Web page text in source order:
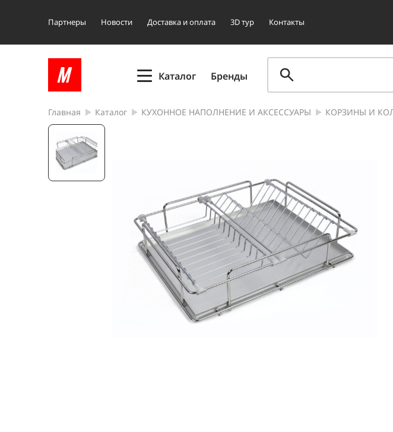
Партнеры Новости Доставка и оплата 3D тур Контакты
Каталог Бренды
Главная Каталог КУХОННОЕ НАПОЛНЕНИЕ И АКСЕССУАРЫ КОРЗИНЫ И